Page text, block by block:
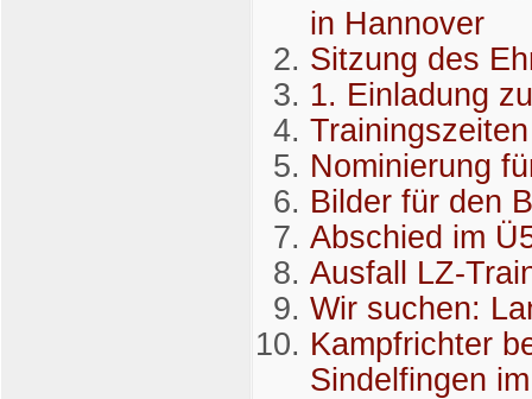
in Hannover
Sitzung des
1. Einladung
Nominierung
Bilder für den
Abschied im
Ausfall LZ-
Wir suchen:
Kampfrichter
Sindelfingen